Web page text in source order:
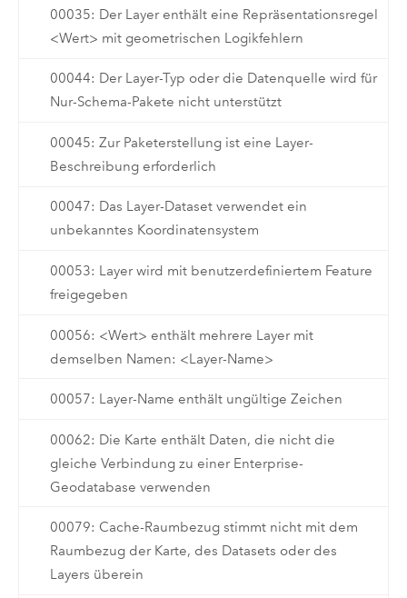
00035: Der Layer enthält eine Repräsentationsregel
<Wert> mit geometrischen Logikfehlern
00044: Der Layer-Typ oder die Datenquelle wird für
Nur-Schema-Pakete nicht unterstützt
00045: Zur Paketerstellung ist eine Layer-
Beschreibung erforderlich
00047: Das Layer-Dataset verwendet ein
unbekanntes Koordinatensystem
00053: Layer wird mit benutzerdefiniertem Feature
freigegeben
00056: <Wert> enthält mehrere Layer mit
demselben Namen: <Layer-Name>
00057: Layer-Name enthält ungültige Zeichen
00062: Die Karte enthält Daten, die nicht die
gleiche Verbindung zu einer Enterprise-
Geodatabase verwenden
00079: Cache-Raumbezug stimmt nicht mit dem
Raumbezug der Karte, des Datasets oder des
Layers überein